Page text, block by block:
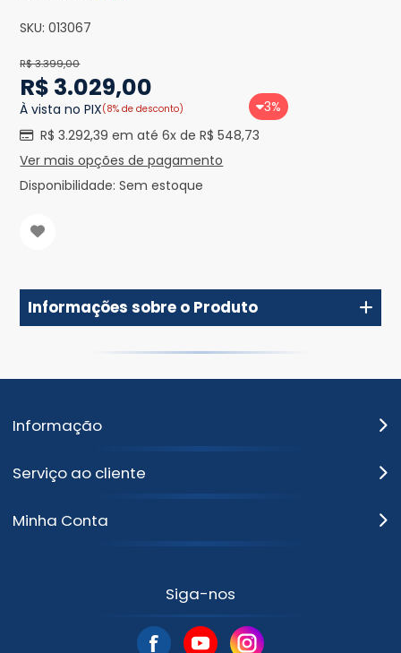
SKU: 013067
R$ 3.399,00
R$ 3.029,00
À vista no PIX(8% de desconto)
R$ 3.292,39 em até 6x de R$ 548,73
Ver mais opções de pagamento
3%
Disponibilidade: Sem estoque
Informações sobre o Produto
Informação
Serviço ao cliente
Minha Conta
Siga-nos